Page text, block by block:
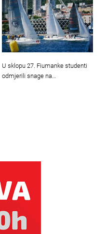
U sklopu 27. Fiumanke studenti
odmjerili snage na…